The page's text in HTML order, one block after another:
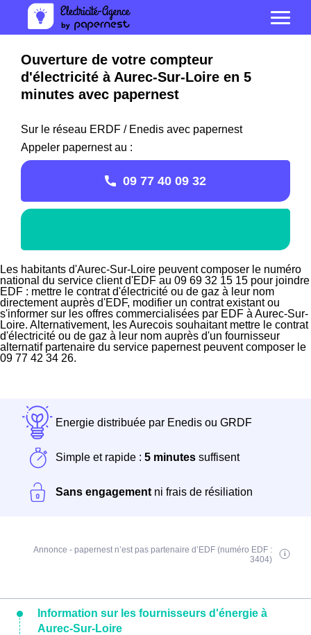
Ouverture de votre compteur
d'électricité à Aurec-Sur-Loire en 5
minutes avec papernest
Sur le réseau ERDF / Enedis avec papernest
Appeler papernest au :
09 77 40 09 32
Les habitants d'Aurec-Sur-Loire peuvent composer le numéro
national du service client d'EDF au 09 69 32 15 15 pour joindre
EDF : mettre le contrat d'électricité ou de gaz à leur nom
directement auprès d'EDF, modifier un contrat existant ou
s'informer sur les offres commercialisées par EDF à Aurec-Sur-
Loire. Alternativement, les Aurecois souhaitant mettre le contrat
d'électricité ou de gaz à leur nom auprès d'un fournisseur
alternatif partenaire du service papernest peuvent composer le
09 77 42 34 26.
Energie distribuée par Enedis ou GRDF
Simple et rapide : 5 minutes suffisent
Sans engagement ni frais de résiliation
Annonce - papernest n’est pas partenaire d’EDF (numéro EDF :
3404)
Information sur les fournisseurs d'énergie à
Aurec-Sur-Loire